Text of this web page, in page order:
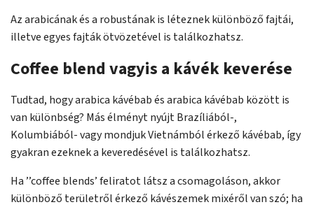
Az arabicának és a robustának is léteznek különböző fajtái,
illetve egyes fajták ötvözetével is találkozhatsz.
Coffee blend vagyis a kávék keverése
Tudtad, hogy arabica kávébab és arabica kávébab között is
van különbség? Más élményt nyújt Brazíliából-,
Kolumbiából- vagy mondjuk Vietnámból érkező kávébab, így
gyakran ezeknek a keveredésével is találkozhatsz.
Ha ’’coffee blends’ feliratot látsz a csomagoláson, akkor
különböző területről érkező kávészemek mixéről van szó; ha